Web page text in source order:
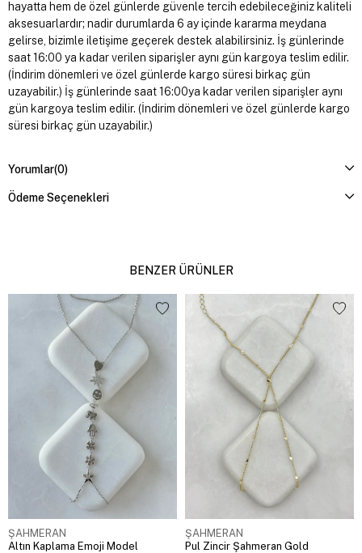
hayatta hem de özel günlerde güvenle tercih edebileceğiniz kaliteli
aksesuarlardır; nadir durumlarda 6 ay içinde kararma meydana
gelirse, bizimle iletişime geçerek destek alabilirsiniz. İş günlerinde
saat 16:00 ya kadar verilen siparişler aynı gün kargoya teslim edilir.
(İndirim dönemleri ve özel günlerde kargo süresi birkaç gün
uzayabilir.) İş günlerinde saat 16:00ya kadar verilen siparişler aynı
gün kargoya teslim edilir. (İndirim dönemleri ve özel günlerde kargo
süresi birkaç gün uzayabilir.)
Yorumlar(0)
Ödeme Seçenekleri
BENZER ÜRÜNLER
ŞAHMERAN
Altın Kaplama Emoji Model
ŞAHMERAN
Pul Zincir Şahmeran Gold